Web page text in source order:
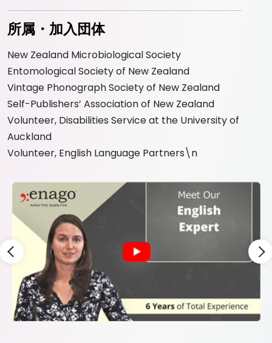
所属・加入団体
New Zealand Microbiological Society
Entomological Society of New Zealand
Vintage Phonograph Society of New Zealand
Self-Publishers’ Association of New Zealand
Volunteer, Disabilities Service at the University of
Auckland
Volunteer, English Language Partners\n
Slide 3 of 9